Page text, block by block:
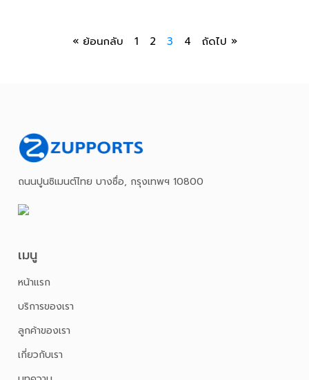
« ย้อนกลับ 1 2 3 4 ถัดไป »
ถนนปูนซิเมนต์ไทย บางซื่อ, กรุงเทพฯ 10800
เมนู
หน้าเเรก
บริการของเรา
ลูกค้าของเรา
เกี่ยวกับเรา